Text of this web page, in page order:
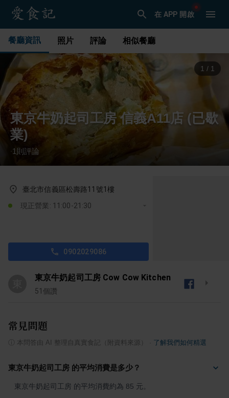
在 APP 開啟
餐廳資訊 照片 評論 相似餐廳
1 / 1
東京牛奶起司工房 信義A11店 (已歇
業)
·1 則評論
臺北市信義區松壽路11號1樓
現正營業: 11:00-21:30
0902029086
東京牛奶起司工房 Cow Cow Kitchen
51 個讚
常見問題
本問答由 AI 整理自真實食記（附資料來源） 了解我們如何精選
東京牛奶起司工房 的平均消費是多少？
東京牛奶起司工房 的平均消費約為 85 元。